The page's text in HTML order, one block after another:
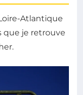
Atlantique
que je retrouve